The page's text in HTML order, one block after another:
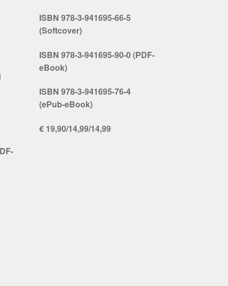
ISBN 978-3-941695-66-5
(Softcover)
ISBN 978-3-941695-90-0 (PDF-
eBook)
ISBN 978-3-941695-76-4
(ePub-eBook)
€ 19,90/14,99/14,99